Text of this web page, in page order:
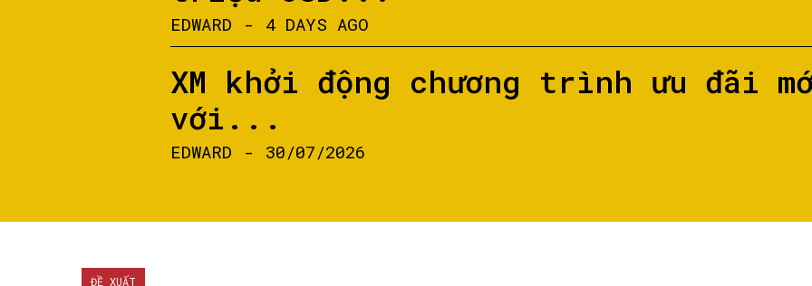
EDWARD - 4 DAYS AGO
XM khởi động chương trình ưu đãi
với...
EDWARD - 30/07/2026
ĐỀ XUẤT